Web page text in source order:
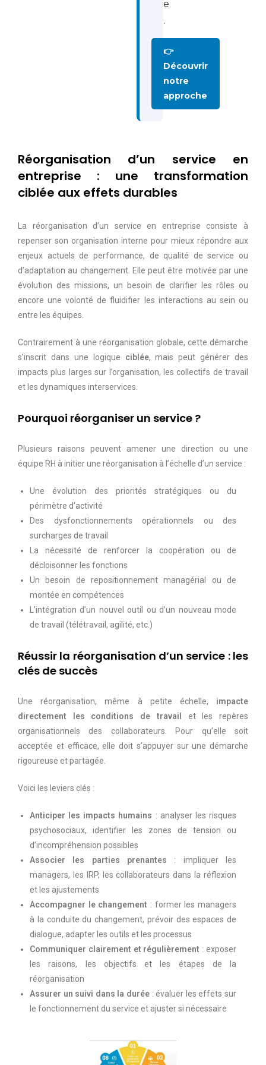
e
.
👉
Découvrir
notre
approche
Réorganisation d’un service en
entreprise : une transformation
ciblée aux effets durables
La réorganisation d’un service en entreprise consiste à
repenser son organisation interne pour mieux répondre aux
enjeux actuels de performance, de qualité de service ou
d’adaptation au changement. Elle peut être motivée par une
évolution des missions, un besoin de clarifier les rôles ou
encore une volonté de fluidifier les interactions au sein ou
entre les équipes.
Contrairement à une réorganisation globale, cette démarche
s’inscrit dans une logique ciblée, mais peut générer des
impacts plus larges sur l’organisation, les collectifs de travail
et les dynamiques interservices.
Pourquoi réorganiser un service ?
Plusieurs raisons peuvent amener une direction ou une
équipe RH à initier une réorganisation à l’échelle d’un service :
Une évolution des priorités stratégiques ou du
périmètre d’activité
Des dysfonctionnements opérationnels ou des
surcharges de travail
La nécessité de renforcer la coopération ou de
décloisonner les fonctions
Un besoin de repositionnement managérial ou de
montée en compétences
L’intégration d’un nouvel outil ou d’un nouveau mode
de travail (télétravail, agilité, etc.)
Réussir la réorganisation d’un service : les
clés de succès
Une réorganisation, même à petite échelle, impacte
directement les conditions de travail et les repères
organisationnels des collaborateurs. Pour qu’elle soit
acceptée et efficace, elle doit s’appuyer sur une démarche
rigoureuse et partagée.
Voici les leviers clés :
Anticiper les impacts humains : analyser les risques
psychosociaux, identifier les zones de tension ou
d’incompréhension possibles
Associer les parties prenantes : impliquer les
managers, les IRP, les collaborateurs dans la réflexion
et les ajustements
Accompagner le changement : former les managers
à la conduite du changement, prévoir des espaces de
dialogue, adapter les outils et les processus
Communiquer clairement et régulièrement : exposer
les raisons, les objectifs et les étapes de la
réorganisation
Assurer un suivi dans la durée : évaluer les effets sur
le fonctionnement du service et ajuster si nécessaire